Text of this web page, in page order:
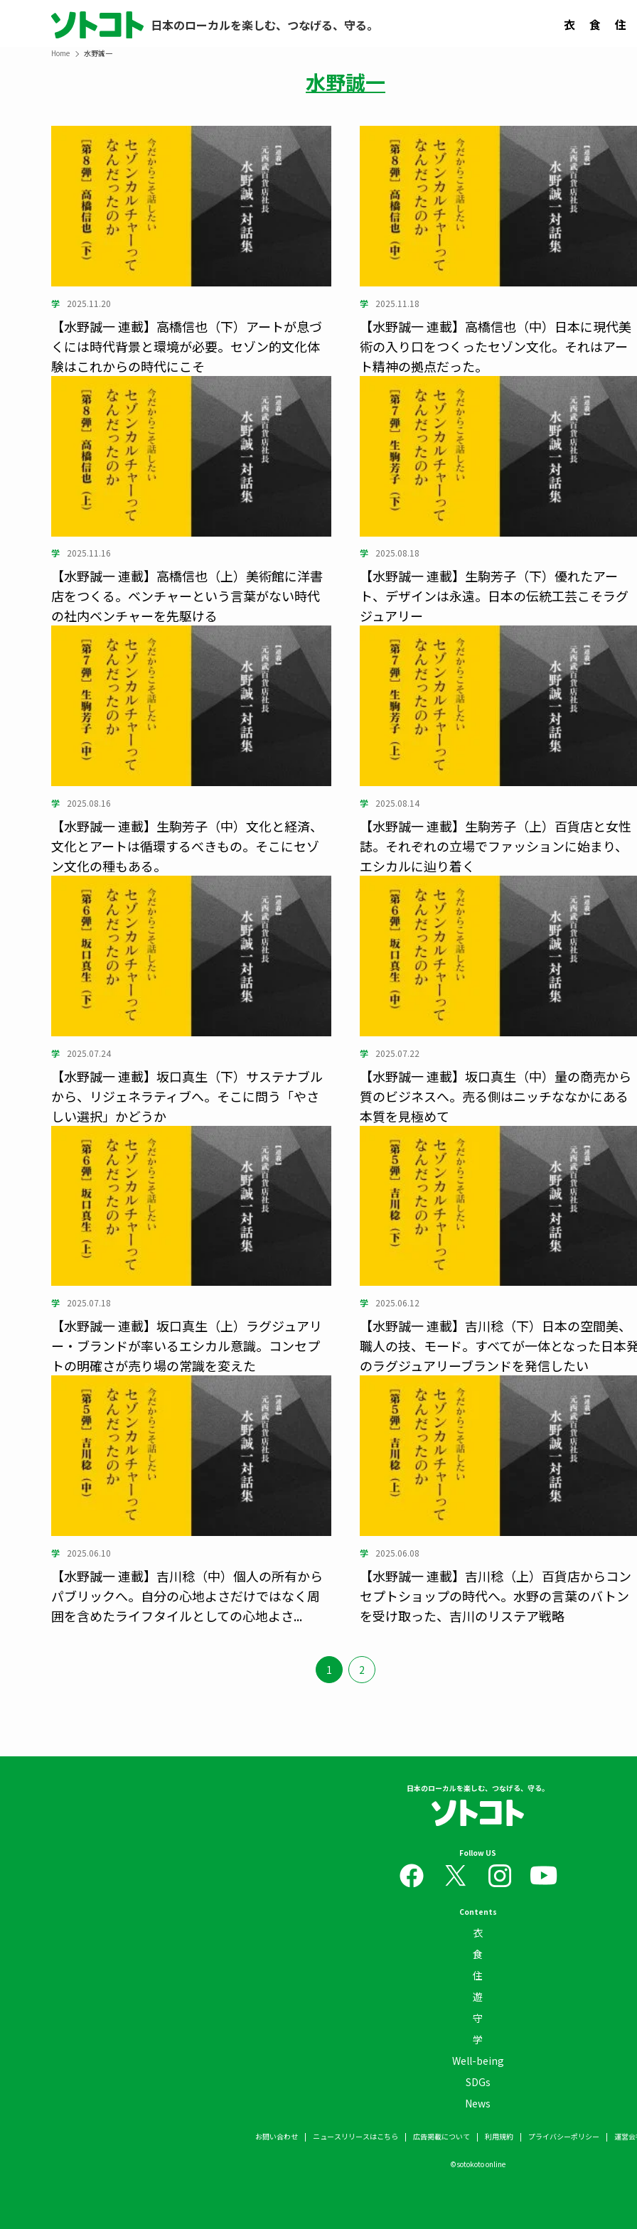
日本のローカルを楽しむ、つなげる、守る。 衣 食 住
Home 水野誠一
水野誠一
学 2025.11.20
【水野誠一 連載】高橋信也（下）アートが息づ
くには時代背景と環境が必要。セゾン的文化体
験はこれからの時代にこそ
学 2025.11.18
【水野誠一 連載】高橋信也（中）日本に現代美
術の入り口をつくったセゾン文化。それはアー
ト精神の拠点だった。
学 2025.11.16
【水野誠一 連載】高橋信也（上）美術館に洋書
店をつくる。ベンチャーという言葉がない時代
の社内ベンチャーを先駆ける
学 2025.08.18
【水野誠一 連載】生駒芳子（下）優れたアー
ト、デザインは永遠。日本の伝統工芸こそラグ
ジュアリー
学 2025.08.16
【水野誠一 連載】生駒芳子（中）文化と経済、
文化とアートは循環するべきもの。そこにセゾ
ン文化の種もある。
学 2025.08.14
【水野誠一 連載】生駒芳子（上）百貨店と女性
誌。それぞれの立場でファッションに始まり、
エシカルに辿り着く
学 2025.07.24
【水野誠一 連載】坂口真生（下）サステナブル
から、リジェネラティブへ。そこに問う「やさ
しい選択」かどうか
学 2025.07.22
【水野誠一 連載】坂口真生（中）量の商売から
質のビジネスへ。売る側はニッチななかにある
本質を見極めて
学 2025.07.18
【水野誠一 連載】坂口真生（上）ラグジュアリ
ー・ブランドが率いるエシカル意識。コンセプ
トの明確さが売り場の常識を変えた
学 2025.06.12
【水野誠一 連載】吉川稔（下）日本の空間美、
職人の技、モード。すべてが一体となった日本
のラグジュアリーブランドを発信したい
学 2025.06.10
【水野誠一 連載】吉川稔（中）個人の所有から
パブリックへ。自分の心地よさだけではなく周
囲を含めたライフタイルとしての心地よさ...
学 2025.06.08
【水野誠一 連載】吉川稔（上）百貨店からコン
セプトショップの時代へ。水野の言葉のバトン
を受け取った、吉川のリステア戦略
1 2
日本のローカルを楽しむ、つなげる、守る。
Follow US
Contents
衣
食
住
遊
守
学
Well-being
SDGs
News
お問い合わせ ニュースリリースはこちら 広告掲載について 利用規約 プライバシーポリシー 運営
©sotokoto online